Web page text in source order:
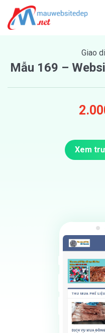
Skip
content
Giao
Mẫu 169 –
Xem